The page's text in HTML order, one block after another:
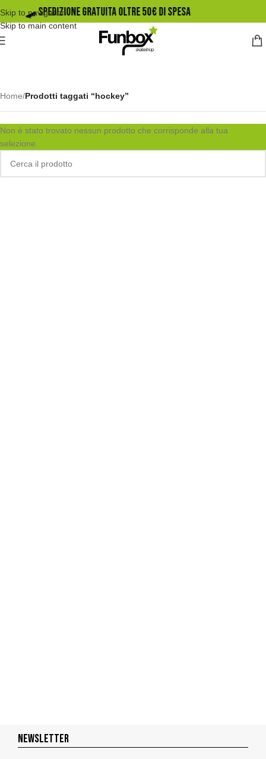
Skip to navigation
Skip to main content
🛹️ SPEDIZIONE GRATUITA OLTRE 50€ DI SPESA
Home/Prodotti taggati “hockey”
Non è stato trovato nessun prodotto che corrisponde alla tua
selezione.
NEWSLETTER